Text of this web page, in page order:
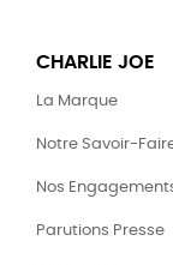
CHARLIE JOE
La Marque
Notre Savoir-
Nos
Parutions Presse